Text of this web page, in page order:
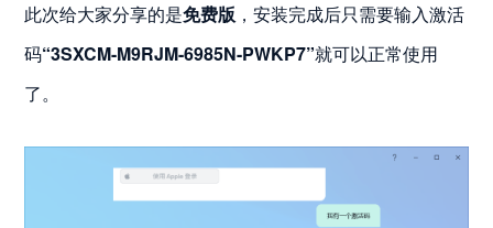
此次给大家分享的是免费版 ，安装完成后只需要输入激活
码“3SXCM-M9RJM-6985N-PWKP7”就可以正常使用
了。